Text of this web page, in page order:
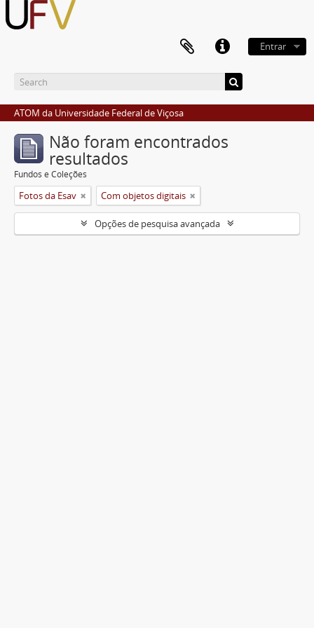
Entrar
ATOM da Universidade Federal de Viçosa
Não foram encontrados
resultados
Fundos e Coleções
Fotos da Esav Com objetos digitais
Opções de pesquisa avançada